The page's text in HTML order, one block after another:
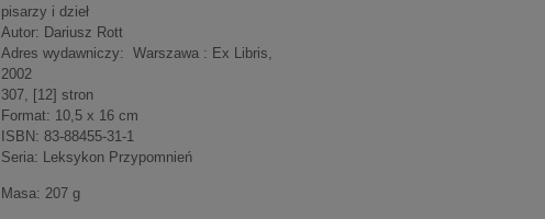
pisarzy i dzieł
Autor: Dariusz Rott
Adres wydawniczy: Warszawa : Ex Libris,
2002
307, [12] stron
Format: 10,5 x 16 cm
ISBN: 83-88455-31-1
Seria: Leksykon Przypomnień
Masa: 207 g